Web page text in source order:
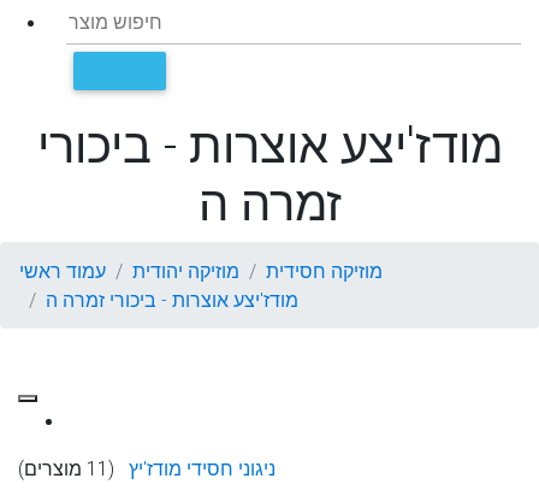
מודז'יצע אוצרות - ביכורי
זמרה ה
עמוד ראשי מוזיקה יהודית
מוזיקה חסידית
מודז'יצע אוצרות - ביכורי זמרה ה
ניגוני חסידי מודז'יץ (11 מוצרים)